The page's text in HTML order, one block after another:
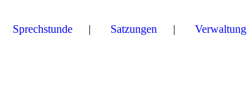
Sprechstunde Satzungen Verwaltung